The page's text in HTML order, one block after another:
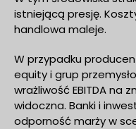
istniejącą presję.
handlowa maleje.
W przypadku
equity i grup
wrażliwość EBITDA na
widoczna. Banki i
odporność marży w